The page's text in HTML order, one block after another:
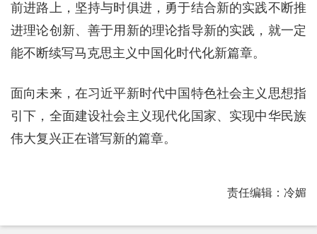
前进路上，坚持与时俱进，勇于结合新的实践不断推
进理论创新、善于用新的理论指导新的实践，就一定
能不断续写马克思主义中国化时代化新篇章。
面向未来，在习近平新时代中国特色社会主义思想指
引下，全面建设社会主义现代化国家、实现中华民族
伟大复兴正在谱写新的篇章。
责任编辑：冷媚